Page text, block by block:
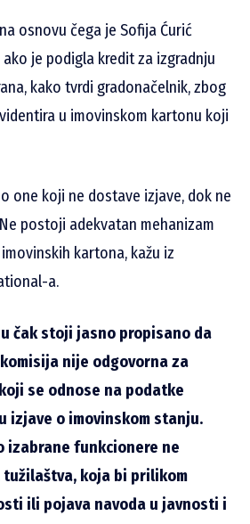
osnovu čega je Sofija Ćurić
je podigla kredit za izgradnju
kako tvrdi gradonačelnik, zbog
u imovinskom kartonu koji
one koji ne dostave izjave, dok ne
postoji adekvatan mehanizam
kartona, kažu iz
a.
čak stoji jasno propisano da
nije odgovorna za
se odnose na podatke
izjave o imovinskom stanju.
izabrane funkcionere ne
koja bi prilikom
ili pojava navoda u javnosti i